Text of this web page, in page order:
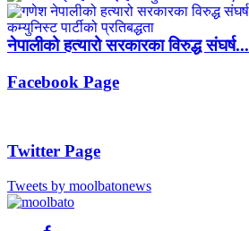
नेपालीको हत्यारो सरकारका विरुद्ध संघर्ष...
Facebook Page
Twitter Page
Tweets by moolbatonews